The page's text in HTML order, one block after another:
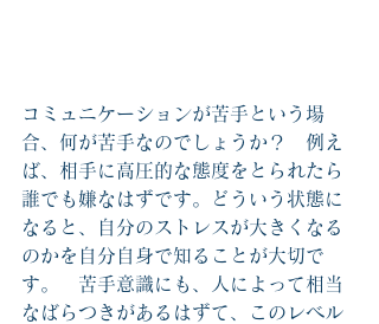
コミュニケーションが苦手という場
合、何が苦手なのでしょうか？　例え
ば、相手に高圧的な態度をとられたら
誰でも嫌なはずです。どういう状態に
なると、自分のストレスが大きくなる
のかを自分自身で知ることが大切で
す。　苦手意識にも、人によって相当
なばらつきがあるはずて、このレベル